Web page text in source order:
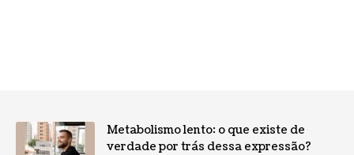
Metabolismo lento: o que existe de
verdade por trás dessa expressão?